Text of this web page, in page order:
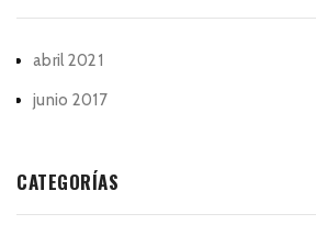
abril 2021
junio 2017
CATEGORÍAS